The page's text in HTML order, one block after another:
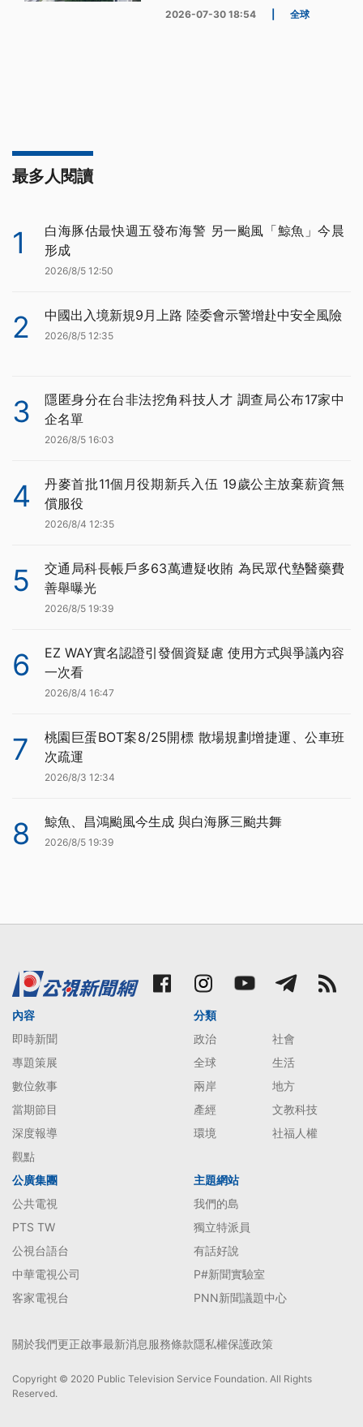
2026-07-30 18:54 全球
最多人閱讀
1
白海豚估最快週五發布海警 另一颱風「鯨魚」今晨
形成
2026/8/5 12:50
2 中國出入境新規9月上路 陸委會示警增赴中安全風險
2026/8/5 12:35
3
隱匿身分在台非法挖角科技人才 調查局公布17家中
企名單
2026/8/5 16:03
4
丹麥首批11個月役期新兵入伍 19歲公主放棄薪資無
償服役
2026/8/4 12:35
5
交通局科長帳戶多63萬遭疑收賄 為民眾代墊醫藥費
善舉曝光
2026/8/5 19:39
6
EZ WAY實名認證引發個資疑慮 使用方式與爭議內容
一次看
2026/8/4 16:47
7
桃園巨蛋BOT案8/25開標 散場規劃增捷運、公車班
次疏運
2026/8/3 12:34
8 鯨魚、昌鴻颱風今生成 與白海豚三颱共舞
2026/8/5 19:39
內容
即時新聞
專題策展
數位敘事
當期節目
深度報導
觀點
分類
政治
社會
全球
生活
兩岸
地方
產經
文教科技
環境
社福人權
公廣集團
公共電視
PTS TW
公視台語台
中華電視公司
客家電視台
主題網站
我們的島
獨立特派員
有話好說
P#新聞實驗室
PNN新聞議題中心
關於我們更正啟事最新消息服務條款隱私權保護政策
Copyright © 2020 Public Television Service Foundation. All Rights
Reserved.